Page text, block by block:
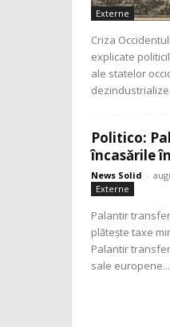
Externe
Criza
explicate
ale statelor
Politico:
încasările
News Solid -
Externe
Palantir
plătește taxe
Palantir
sale europene...